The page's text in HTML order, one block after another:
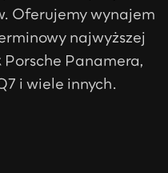
Oferujemy wynajem
najwyższej
Panamera,
i wiele innych.